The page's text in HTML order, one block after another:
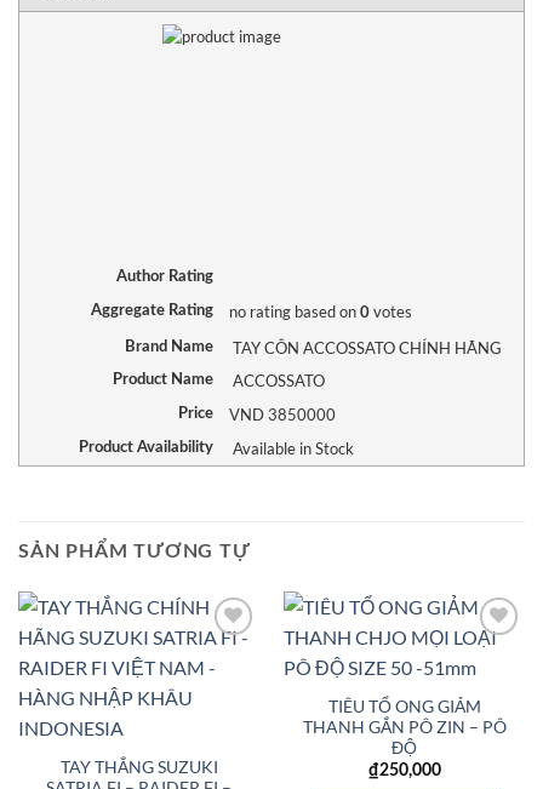
Author Rating
Aggregate Rating no ratingbased on 0votes
Brand Name TAY CÔN ACCOSSATO CHÍNH HÃNG
Product Name ACCOSSATO
Price VND3850000
Product Availability Available in Stock
SẢN PHẨM TƯƠNG TỰ
Wishlist
TAY THẮNG SUZUKI
Add to
Wishlist
TIÊU TỔ ONG GIẢM
THANH GẮN PÔ ZIN – PÔ
ĐỘ
₫250,000